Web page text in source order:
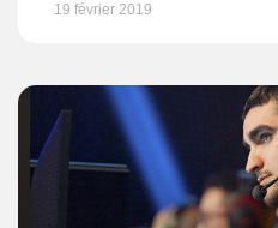
19 février 2019